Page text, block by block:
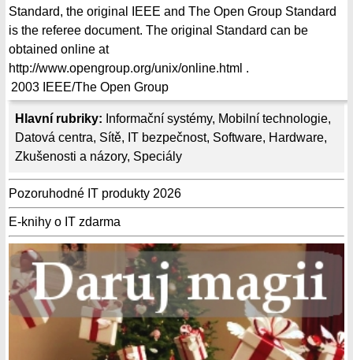
Hlavní rubriky: Informační systémy, Mobilní technologie,
Datová centra, Sítě, IT bezpečnost, Software, Hardware,
Zkušenosti a názory, Speciály
Pozoruhodné IT produkty 2026
E-knihy o IT zdarma
Standard, the original IEEE and The Open Group Standard
is the referee document. The original Standard can be
obtained online at
http://www.opengroup.org/unix/online.html .
2003 IEEE/The Open Group